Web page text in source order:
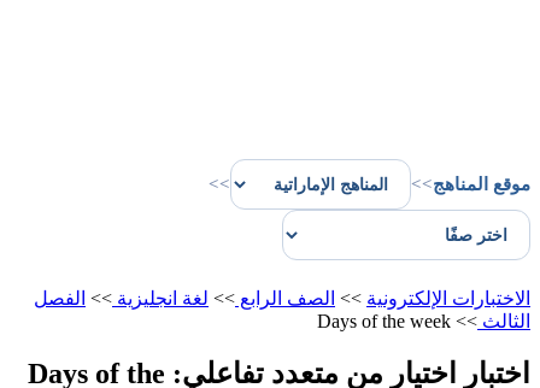
موقع المناهج>>
>>
الاختبارات الإلكترونية >> الصف الرابع >> لغة انجليزية >> الفصل
الثالث >>
Days of the week
اختبار اختيار من متعدد تفاعلي: Days of the